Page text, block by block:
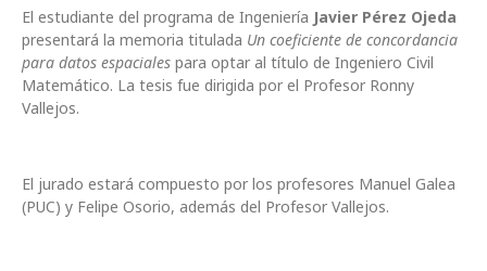
El estudiante del programa de Ingeniería Javier Pérez Ojeda
presentará la memoria titulada Un coeficiente de concordancia
para datos espaciales para optar al título de Ingeniero Civil
Matemático. La tesis fue dirigida por el Profesor Ronny
Vallejos.
El jurado estará compuesto por los profesores Manuel Galea
(PUC) y Felipe Osorio, además del Profesor Vallejos.